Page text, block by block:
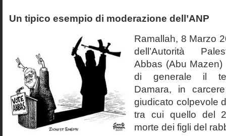
Un tipico esempio di moderazione dell’ANP
Ramallah, 8 Marzo
dell’Autorità
Abbas (Abu
di generale il
Damara, in
giudicato colpevole
tra cui quello del
morte dei figli del